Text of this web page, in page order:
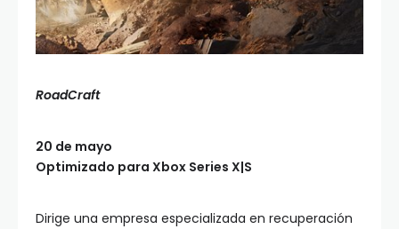
RoadCraft
20 de mayo
Optimizado para Xbox Series X|S
Dirige una empresa especializada en recuperación